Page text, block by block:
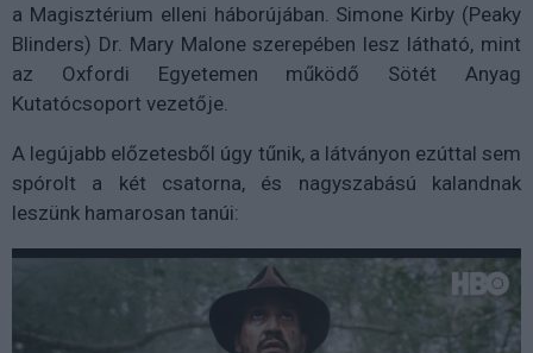
a Magisztérium elleni háborújában. Simone Kirby (Peaky
Blinders) Dr. Mary Malone szerepében lesz látható, mint
az Oxfordi Egyetemen működő Sötét Anyag
Kutatócsoport vezetője.
A legújabb előzetesből úgy tűnik, a látványon ezúttal sem
spórolt a két csatorna, és nagyszabású kalandnak
leszünk hamarosan tanúi: